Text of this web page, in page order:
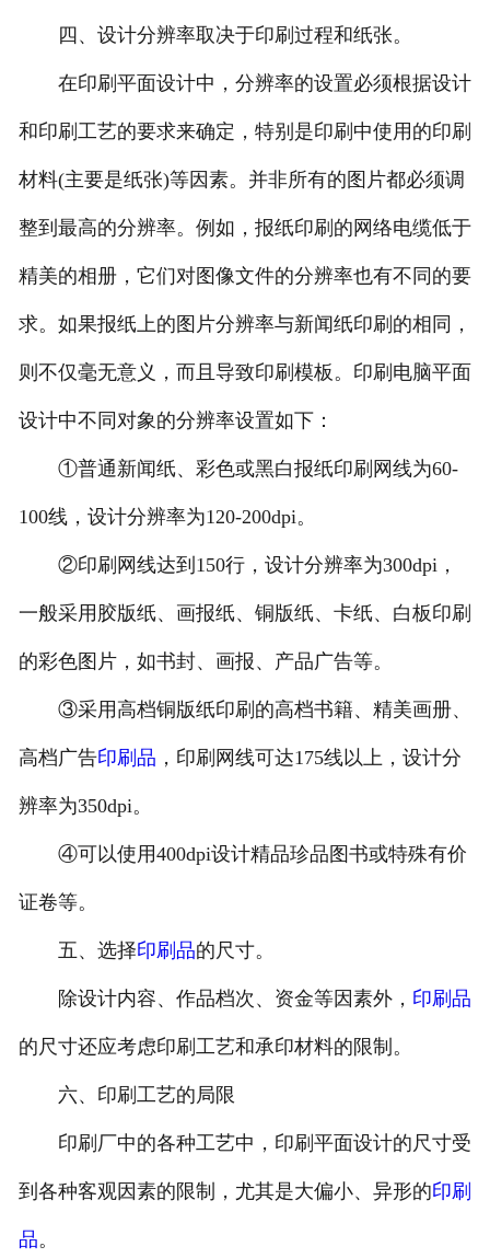
四、设计分辨率取决于印刷过程和纸张。
在印刷平面设计中，分辨率的设置必须根据设计
和印刷工艺的要求来确定，特别是印刷中使用的印刷
材料(主要是纸张)等因素。并非所有的图片都必须调
整到最高的分辨率。例如，报纸印刷的网络电缆低于
精美的相册，它们对图像文件的分辨率也有不同的要
求。如果报纸上的图片分辨率与新闻纸印刷的相同，
则不仅毫无意义，而且导致印刷模板。印刷电脑平面
设计中不同对象的分辨率设置如下：
①普通新闻纸、彩色或黑白报纸印刷网线为60-
100线，设计分辨率为120-200dpi。
②印刷网线达到150行，设计分辨率为300dpi，
一般采用胶版纸、画报纸、铜版纸、卡纸、白板印刷
的彩色图片，如书封、画报、产品广告等。
③采用高档铜版纸印刷的高档书籍、精美画册、
高档广告印刷品 ，印刷网线可达175线以上，设计分
辨率为350dpi。
④可以使用400dpi设计精品珍品图书或特殊有价
证卷等。
五、选择印刷品的尺寸。
除设计内容、作品档次、资金等因素外， 印刷品
的尺寸还应考虑印刷工艺和承印材料的限制。
六、印刷工艺的局限
印刷厂中的各种工艺中，印刷平面设计的尺寸受
到各种客观因素的限制，尤其是大偏小、异形的印刷
品。